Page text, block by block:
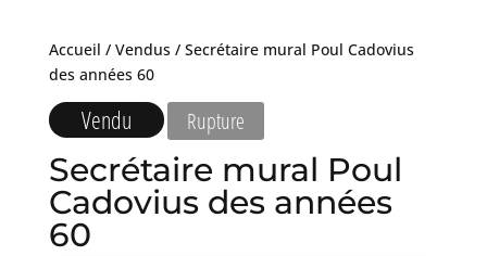
Accueil / Vendus/ Secrétaire mural Poul Cadovius
des années 60
Vendu Rupture
Secrétaire mural Poul
Cadovius des années
60